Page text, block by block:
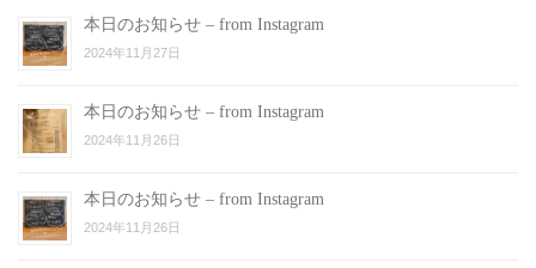
本日のお知らせ – from Instagram
2024年11月27日
本日のお知らせ – from Instagram
2024年11月26日
本日のお知らせ – from Instagram
2024年11月26日